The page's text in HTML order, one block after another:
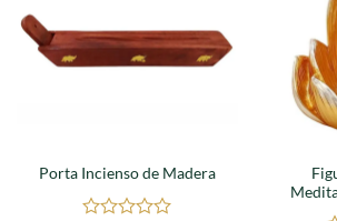
Porta Incienso de Madera